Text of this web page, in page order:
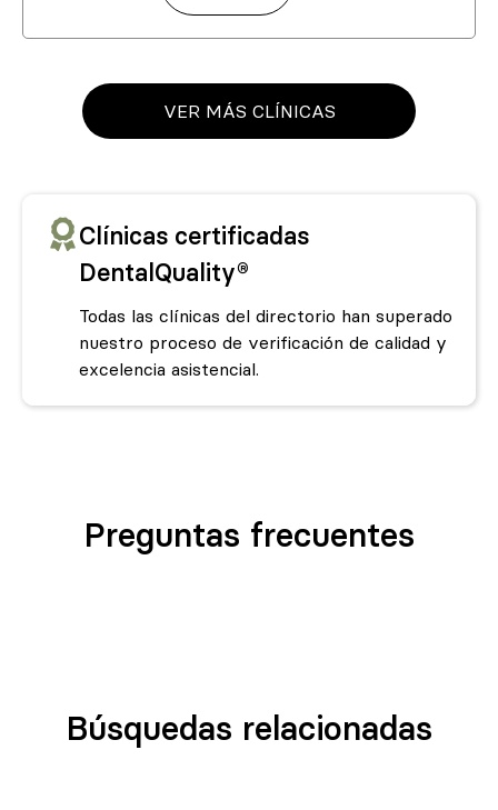
VER MÁS CLÍNICAS
Clínicas certificadas
DentalQuality®
Todas las clínicas del directorio han superado
nuestro proceso de verificación de calidad y
excelencia asistencial.
Preguntas frecuentes
Búsquedas relacionadas